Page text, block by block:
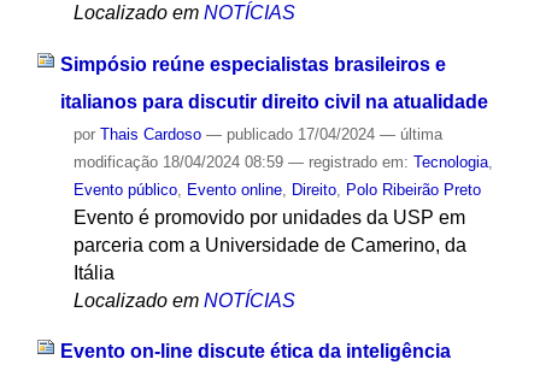
Localizado em NOTÍCIAS
Simpósio reúne especialistas brasileiros e
italianos para discutir direito civil na atualidade
por Thais Cardoso — publicado17/04/2024 — última
modificação18/04/2024 08:59 — registrado em: Tecnologia,
Evento público, Evento online, Direito, Polo Ribeirão Preto
Evento é promovido por unidades da USP em
parceria com a Universidade de Camerino, da
Itália
Localizado em NOTÍCIAS
Evento on-line discute ética da inteligência